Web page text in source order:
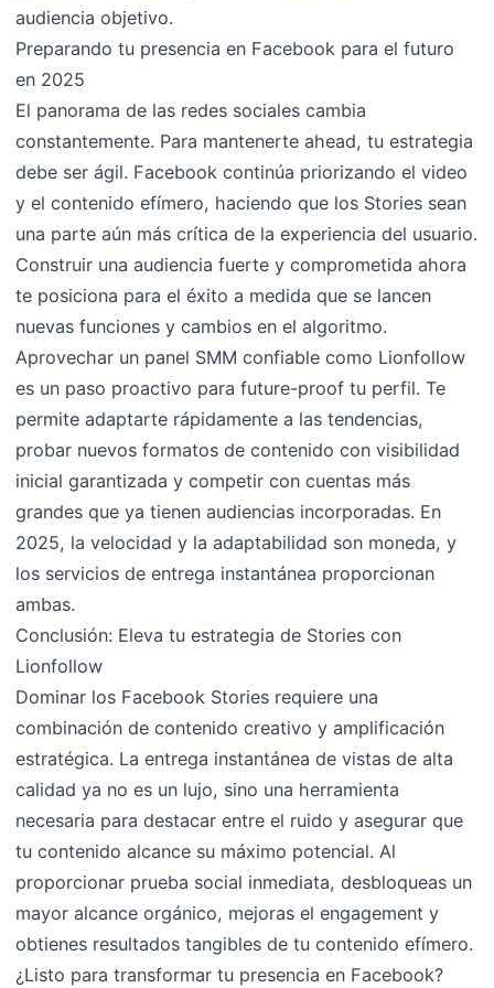
audiencia objetivo.
Preparando tu presencia en Facebook para el futuro
en 2025
El panorama de las redes sociales cambia
constantemente. Para mantenerte ahead, tu estrategia
debe ser ágil. Facebook continúa priorizando el video
y el contenido efímero, haciendo que los Stories sean
una parte aún más crítica de la experiencia del usuario.
Construir una audiencia fuerte y comprometida ahora
te posiciona para el éxito a medida que se lancen
nuevas funciones y cambios en el algoritmo.
Aprovechar un panel SMM confiable como Lionfollow
es un paso proactivo para future-proof tu perfil. Te
permite adaptarte rápidamente a las tendencias,
probar nuevos formatos de contenido con visibilidad
inicial garantizada y competir con cuentas más
grandes que ya tienen audiencias incorporadas. En
2025, la velocidad y la adaptabilidad son moneda, y
los servicios de entrega instantánea proporcionan
ambas.
Conclusión: Eleva tu estrategia de Stories con
Lionfollow
Dominar los Facebook Stories requiere una
combinación de contenido creativo y amplificación
estratégica. La entrega instantánea de vistas de alta
calidad ya no es un lujo, sino una herramienta
necesaria para destacar entre el ruido y asegurar que
tu contenido alcance su máximo potencial. Al
proporcionar prueba social inmediata, desbloqueas un
mayor alcance orgánico, mejoras el engagement y
obtienes resultados tangibles de tu contenido efímero.
¿Listo para transformar tu presencia en Facebook?